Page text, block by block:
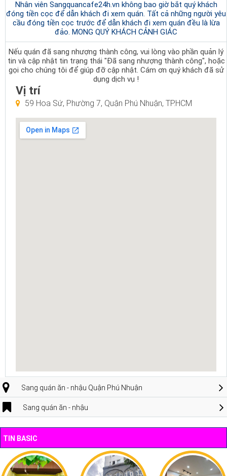
Nhân viên Sangquancafe24h.vn không bao giờ bắt quý khách
đóng tiền cọc để dẫn khách đi xem quán. Tất cả những người yêu
cầu đóng tiền cọc trước để dẫn khách đi xem quán đều là lừa
đảo. MONG QUÝ KHÁCH CẢNH GIÁC
Nếu quán đã sang nhượng thành công, vui lòng vào phần quản lý
tin và cập nhật tin trạng thái "Đã sang nhượng thành công", hoặc
gọi cho chúng tôi để giúp đỡ cập nhật. Cám ơn quý khách đã sử
dụng dịch vụ !
Vị trí
59 Hoa Sứ, Phường 7, Quận Phú Nhuận, TP.HCM
Sang quán ăn - nhậu Quận Phú Nhuận
Sang quán ăn - nhậu
TIN BASIC